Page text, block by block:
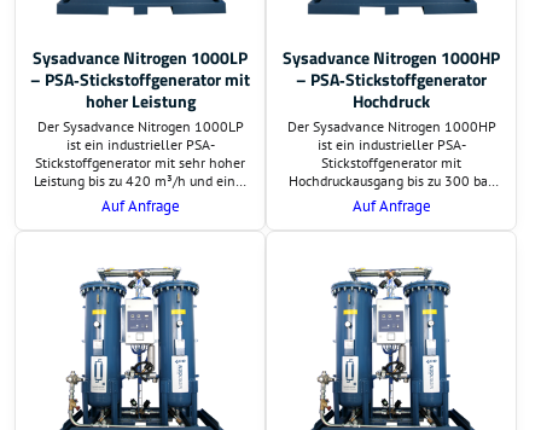
Sysadvance Nitrogen 1000LP
– PSA‑Stickstoffgenerator mit
hoher Leistung
Der Sysadvance Nitrogen 1000LP
ist ein industrieller PSA-
Stickstoffgenerator mit sehr hoher
Leistung bis zu 420 m³/h und einer
Reinheit bis zu 99,999 %. Die LP-
Version liefert Stickstoff bei
niedrigem Ausgangsdruck und
Lebensmittelindustrie, Verpackung,
Elektronik und weitere
Anwendungen.
Auf Anfrage
Sysadvance Nitrogen 1000HP
– PSA‑Stickstoffgenerator
Hochdruck
Der Sysadvance Nitrogen 1000HP
ist ein industrieller PSA-
Stickstoffgenerator mit
Hochdruckausgang bis zu 300 bar,
einer Leistung von bis zu 420 m³/h
und einer Reinheit bis zu 99,999 %.
Ideal für Laseranwendungen,
Hochdruckprozesse.
Auf Anfrage